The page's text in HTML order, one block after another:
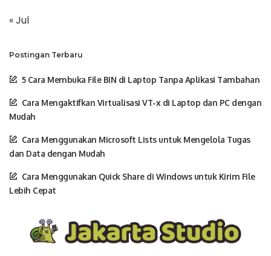
« Jul
Postingan Terbaru
5 Cara Membuka File BIN di Laptop Tanpa Aplikasi Tambahan
Cara Mengaktifkan Virtualisasi VT-x di Laptop dan PC dengan
Mudah
Cara Menggunakan Microsoft Lists untuk Mengelola Tugas
dan Data dengan Mudah
Cara Menggunakan Quick Share di Windows untuk Kirim File
Lebih Cepat